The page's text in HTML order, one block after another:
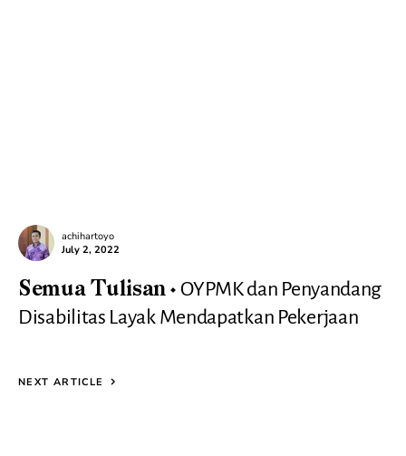
achihartoyo
July 2, 2022
Semua Tulisan
OYPMK dan Penyandang
Disabilitas Layak Mendapatkan Pekerjaan
NEXT ARTICLE